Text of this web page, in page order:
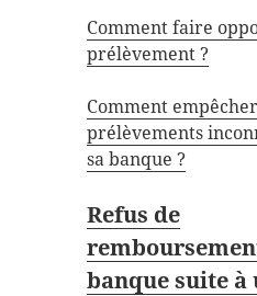
Comment faire
prélèvement ?
Comment
prélèvements
sa banque ?
Refus de
banque suite à